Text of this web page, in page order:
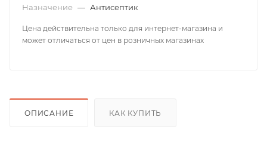
Назначение — Антисептик
Цена действительна только для интернет-магазина и
может отличаться от цен в розничных магазинах
ОПИСАНИЕ КАК КУПИТЬ